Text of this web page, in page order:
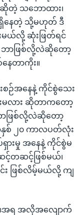
တဲ့ သဘောထား၊
ရှိနေတဲ့ သို့မဟုတ် ဒီ
မယ်လို့ ဆုံးဖြတ်ရင်
ဘာဖြစ်လို့လဲဆိုတော့
ေတာကိုး။
ဉ်အနေနဲ့ ကိုင်စွဲသေး
မလား ဆိုတာကတော့
ာဖြစ်လို့လဲဆိုတော့
နှစ် ၂၀ ကာလပတ်လုံး
းမှု အနေနဲ့ ကိုင်စွဲမ
င့်တဆင့်ဖြစ်မယ်၊
ဖြစ်လိမ့်မယ်လို့ ကျ
ေအရ အလိုအလျောက်